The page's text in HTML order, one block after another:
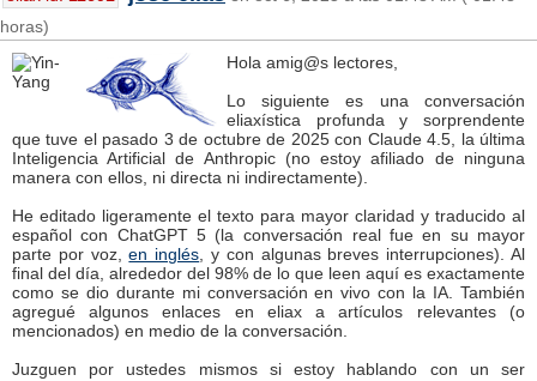
horas)
Hola amig@s lectores,
Lo siguiente es una conversación
eliaxística profunda y sorprendente
que tuve el pasado 3 de octubre de 2025 con Claude 4.5, la última
Inteligencia Artificial de Anthropic (no estoy afiliado de ninguna
manera con ellos, ni directa ni indirectamente).
He editado ligeramente el texto para mayor claridad y traducido al
español con ChatGPT 5 (la conversación real fue en su mayor
parte por voz,en inglés , y con algunas breves interrupciones). Al
final del día, alrededor del 98% de lo que leen aquí es exactamente
como se dio durante mi conversación en vivo con la IA. También
agregué algunos enlaces en eliax a artículos relevantes (o
mencionados) en medio de la conversación.
Juzguen por ustedes mismos si estoy hablando con un ser